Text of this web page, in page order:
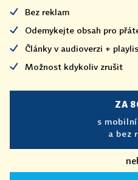
Bez reklam
Odemykejte obsah pro
Články v audioverzi +
Možnost kdykoliv zrušit
ZA
s
a bez